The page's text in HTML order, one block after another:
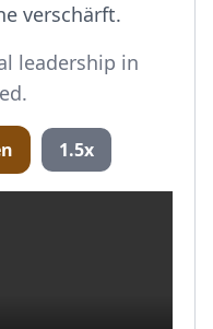
verschärft.
leadership in
1.5x